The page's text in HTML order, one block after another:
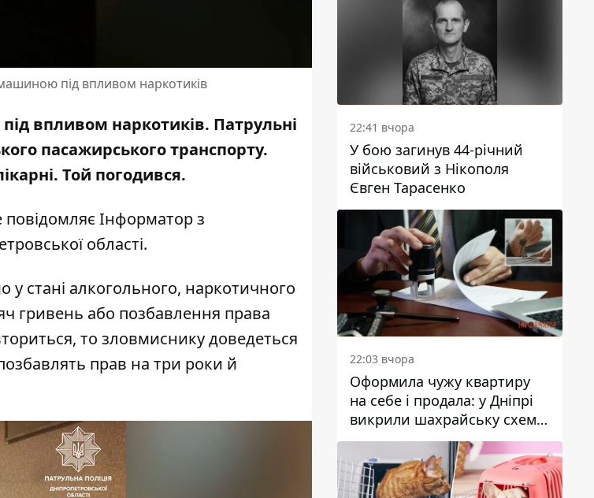
під впливом наркотиків
впливом наркотиків. Патрульні
пасажирського транспорту.
Той погодився.
Інформатор з
області.
у стані алкогольного, наркотичного
гривень або позбавлення права
то зловмиснику доведеться
прав на три роки й
22:41 вчора
У бою загинув 44-річний
військовий з Нікополя
Євген Тарасенко
22:03 вчора
Оформила чужу квартиру
на себе і продала: у Дніпрі
викрили шахрайську схему
з нерухомістю